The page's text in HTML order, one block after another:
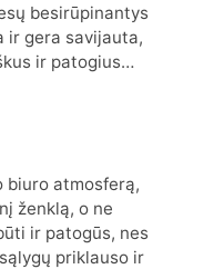
besirūpinantys
ir gera savijauta,
ir patogius…
biuro atmosferą,
ženklą, o ne
ir patogūs, nes
priklauso ir